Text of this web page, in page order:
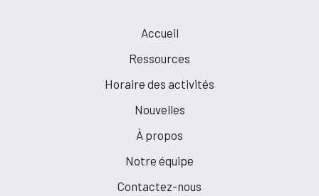
Accueil
Ressources
Horaire des activités
Nouvelles
À propos
Notre équipe
Contactez-nous